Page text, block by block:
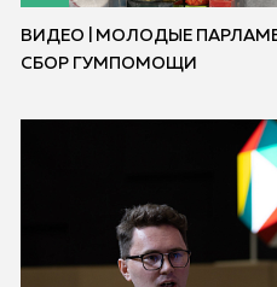
ВИДЕО | МОЛОДЫЕ
СБОР ГУМПОМОЩИ